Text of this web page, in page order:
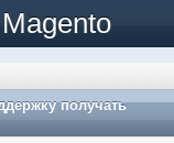
получать